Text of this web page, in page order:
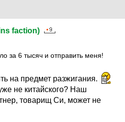
faction)
за 6 тысяч и отправить меня!
на предмет разжигания.
не китайского? Наш
товарищ Си, может не